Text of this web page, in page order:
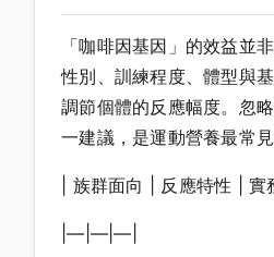
「咖啡因基因」的效益並
性別、訓練程度、體型與
調節個體的反應幅度。忽
一建議，是運動營養最常見
| 族群面向 | 反應特性 | 實
|—|—|—|